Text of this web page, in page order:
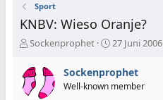
Sport
KNBV: Wieso Oranje?
E
s
t
e
Sockenprophet
E
s
t
e
27 Juni 2006
Sockenprophet
Well-known member